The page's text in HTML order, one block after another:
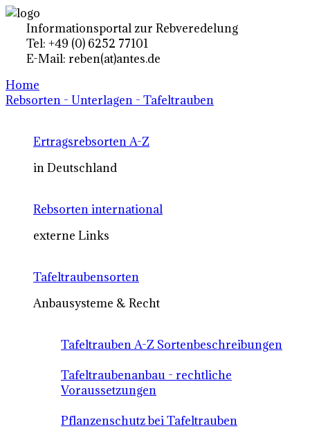
Informationsportal zur Rebveredelung
Tel: +49 (0) 6252 77101
E-Mail: reben(at)antes.de
Home
Rebsorten - Unterlagen - Tafeltrauben
Ertragsrebsorten A-Z
in Deutschland
Rebsorten international
externe Links
Tafeltraubensorten
Anbausysteme & Recht
Tafeltrauben A-Z Sortenbeschreibungen
Tafeltraubenanbau - rechtliche
Voraussetzungen
Pflanzenschutz bei Tafeltrauben